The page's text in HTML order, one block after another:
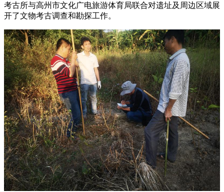
考古所与高州市文化广电旅游体育局联合对遗址及周边区域展
开了文物考古调查和勘探工作。